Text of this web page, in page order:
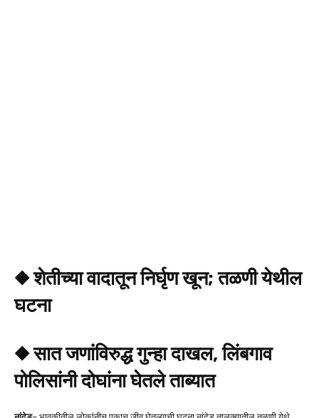
◆ शेतीच्या वादातून निर्घृण खून; तळणी येथील
घटना
◆ सात जणांविरुद्ध गुन्हा दाखल, लिंबगाव
पोलिसांनी दोघांना घेतले ताब्यात